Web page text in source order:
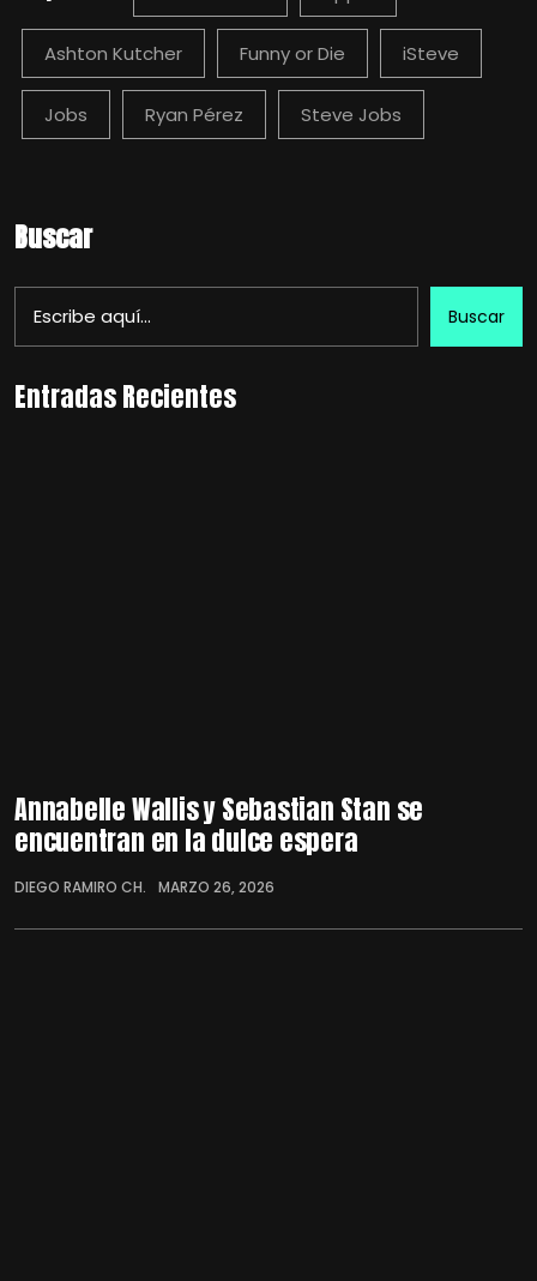
Ashton Kutcher Funny or Die iSteve
Jobs Ryan Pérez Steve Jobs
Buscar
Buscar
Entradas Recientes
Annabelle Wallis y Sebastian Stan se
encuentran en la dulce espera
DIEGO RAMIRO CH. MARZO 26, 2026